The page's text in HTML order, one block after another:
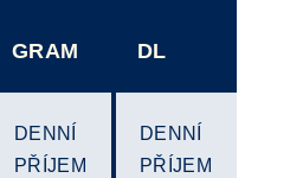
GRAM DL
DENNÍ
PŘÍJEM
DENNÍ
PŘÍJEM